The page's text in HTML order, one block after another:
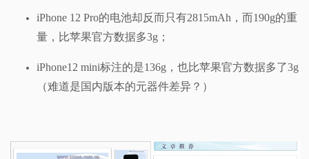
iPhone 12 Pro的电池却反而只有2815mAh，而190g的重
量，比苹果官方数据多3g；
iPhone12 mini标注的是136g，也比苹果官方数据多了3g
（难道是国内版本的元器件差异？）